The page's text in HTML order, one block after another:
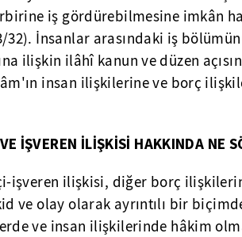
iş gördürebilmesine imkân
32). İnsanlar arasındaki iş
ilişkin ilâhî kanun ve düzen
insan ilişkilerine ve borç
İŞVEREN İLİŞKİSİ HAKKINDA NE
işveren ilişkisi, diğer borç
ve olay olarak ayrıntılı bir
ve insan ilişkilerinde hâkim